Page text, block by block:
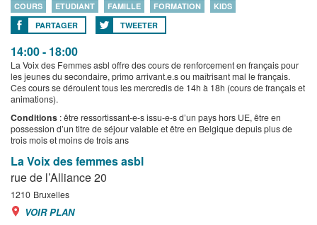
COURS ETUDIANT FAMILLE FORMATION
KIDS
PARTAGER
TWEETER
14:00 - 18:00
La Voix des Femmes asbl offre des cours de renforcement en français pour
les jeunes du secondaire, primo arrivant.e.s ou maîtrisant mal le français.
Ces cours se déroulent tous les mercredis de 14h à 18h (cours de français et
animations).
Conditions : être ressortissant-e-s issu-e-s d’un pays hors UE, être en
possession d’un titre de séjour valable et être en Belgique depuis plus de
trois mois et moins de trois ans
La Voix des femmes asbl
rue de l’Alliance 20
1210 Bruxelles
VOIR PLAN